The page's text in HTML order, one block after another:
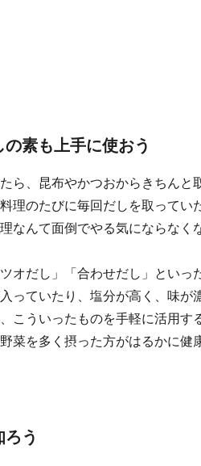
素も上手に使おう
ら、昆布やかつおからきちんと
理のたびに毎回だしを取ってい
なんて面倒でやる気にならなく
オだし」「合わせだし」といっ
っていたり、塩分が高く、味が
こういったものを手軽に活用す
菜を多く摂った方がはるかに健
う